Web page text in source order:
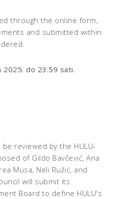
through the online form,
and submitted within
2025. do 23:59 sati.
reviewed by the HULU-
of Gildo Bavčević, Ana
Musa, Neli Ružić, and
will submit its
Board to define HULU's